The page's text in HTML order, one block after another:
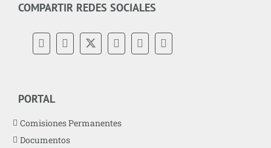
COMPARTIR REDES SOCIALES
PORTAL
Comisiones Permanentes
Documentos